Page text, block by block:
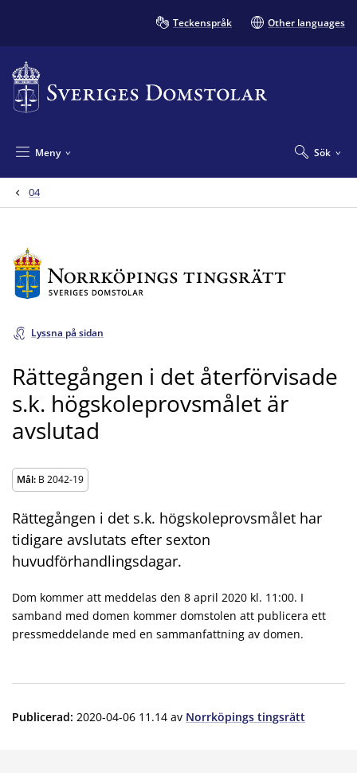
Teckenspråk Other languages
Sök
Meny
04
Lyssna på sidan
Rättegången i det återförvisade
s.k. högskoleprovsmålet är
avslutad
Mål: B 2042-19
Rättegången i det s.k. högskoleprovsmålet har
tidigare avslutats efter sexton
huvudförhandlingsdagar.
Dom kommer att meddelas den 8 april 2020 kl. 11:00. I
samband med domen kommer domstolen att publicera ett
pressmeddelande med en sammanfattning av domen.
Publicerad: 2020-04-06 11.14 av Norrköpings tingsrätt